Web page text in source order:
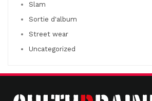
Slam
Sortie d'album
Street wear
Uncategorized